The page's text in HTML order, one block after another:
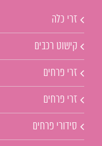
זרי כלה
קישוט רכבים
זרי פרחים
זרי פרחים
סידורי פרחים